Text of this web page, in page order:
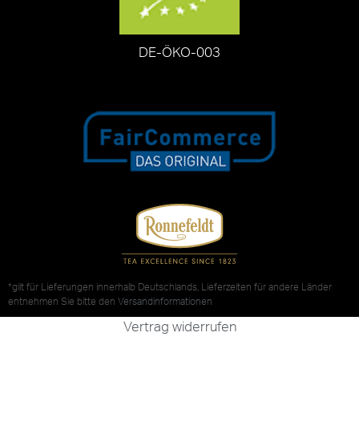
DE-ÖKO-003
*gilt für Lieferungen innerhalb Deutschlands, Lieferzeiten für andere Länder
entnehmen Sie bitte den Versandinformationen
Vertrag widerrufen